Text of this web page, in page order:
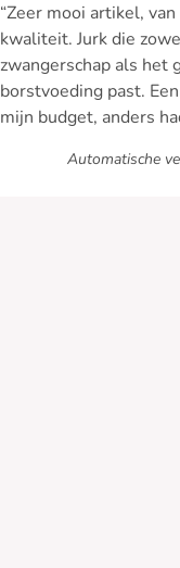
“Zeer mooi artikel,
kwaliteit. Jurk die
zwangerschap als het
borstvoeding past.
mijn budget, anders
Automatische